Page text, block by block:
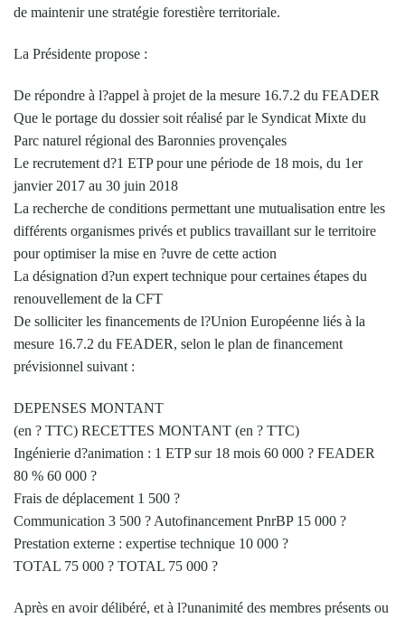
de maintenir une stratégie forestière territoriale.
La Présidente propose :
De répondre à l?appel à projet de la mesure 16.7.2 du FEADER
Que le portage du dossier soit réalisé par le Syndicat Mixte du
Parc naturel régional des Baronnies provençales
Le recrutement d?1 ETP pour une période de 18 mois, du 1er
janvier 2017 au 30 juin 2018
La recherche de conditions permettant une mutualisation entre les
différents organismes privés et publics travaillant sur le territoire
pour optimiser la mise en ?uvre de cette action
La désignation d?un expert technique pour certaines étapes du
renouvellement de la CFT
De solliciter les financements de l?Union Européenne liés à la
mesure 16.7.2 du FEADER, selon le plan de financement
prévisionnel suivant :
DEPENSES MONTANT
(en ? TTC) RECETTES MONTANT (en ? TTC)
Ingénierie d?animation : 1 ETP sur 18 mois 60 000 ? FEADER
80 % 60 000 ?
Frais de déplacement 1 500 ?
Communication 3 500 ? Autofinancement PnrBP 15 000 ?
Prestation externe : expertise technique 10 000 ?
TOTAL 75 000 ? TOTAL 75 000 ?
Après en avoir délibéré, et à l?unanimité des membres présents ou